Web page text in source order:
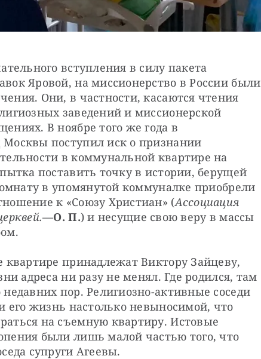
вступления в силу пакета
Яровой, на миссионерство в России были
Они, в частности, касаются чтения
заведений и миссионерской
В ноябре того же года в
поступил иск о признании
в коммунальной квартире на
поставить точку в истории, берущей
в упомянутой коммуналке приобрели
к «Союзу Христиан» (Ассоциация
—О. П.) и несущие свою веру в массы
принадлежат Виктору Зайцеву,
адреса ни разу не менял. Где родился, там
пор. Религиозно-активные соседи
его жизнь настолько невыносимой, что
на съемную квартиру. Истовые
были лишь малой частью того, что
супруги Агеевы.